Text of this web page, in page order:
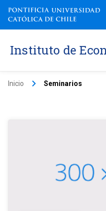
Instituto de
Inicio keyboard_arrow_right Seminarios